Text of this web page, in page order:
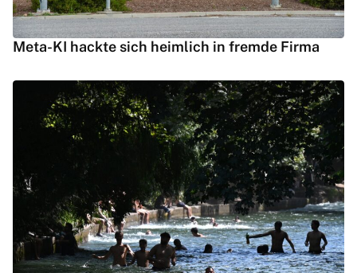
Meta-KI hackte sich heimlich in fremde Firma